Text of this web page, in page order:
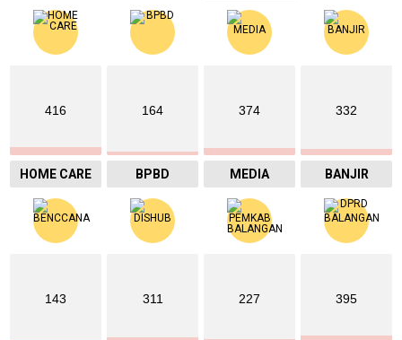
416
HOME CARE
164
BPBD
374
MEDIA
332
BANJIR
143 311 227 395